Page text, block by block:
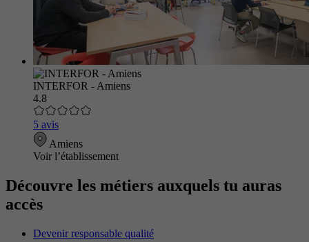
INTERFOR - Amiens
4.8
5 avis
Amiens
Voir l’établissement
Découvre les métiers auxquels tu auras
accès
Devenir responsable qualité